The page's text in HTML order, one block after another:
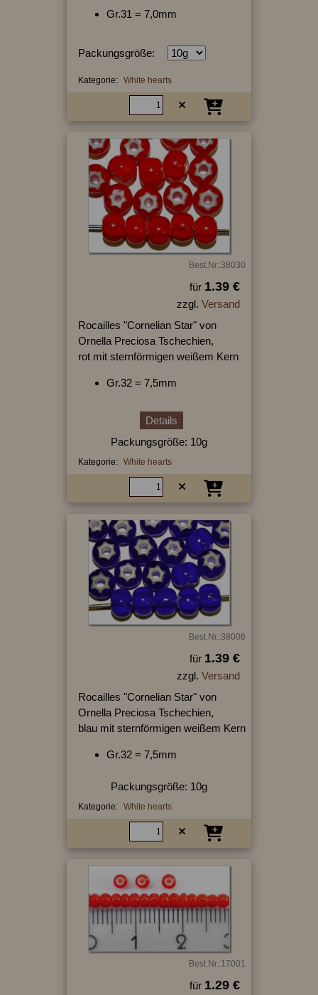
Gr.31 = 7,0mm
Packungsgröße:
Kategorie: White hearts
Best.Nr.:38030
für 1.39 €
zzgl. Versand
Rocailles "Cornelian Star" von
Ornella Preciosa Tschechien,
rot mit sternförmigen weißem Kern
Gr.32 = 7,5mm
Details
Packungsgröße: 10g
Kategorie: White hearts
Best.Nr.:38006
für 1.39 €
zzgl. Versand
Rocailles "Cornelian Star" von
Ornella Preciosa Tschechien,
blau mit sternförmigen weißem Kern
Gr.32 = 7,5mm
Packungsgröße: 10g
Kategorie: White hearts
Best.Nr.:17001
für 1.29 €